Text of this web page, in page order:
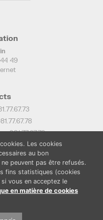
49
: 081.77.67.79
Les cookies
au bon
peuvent pas être refusés.
fins statistiques (cookies
si vous en acceptez le
en matière de cookies